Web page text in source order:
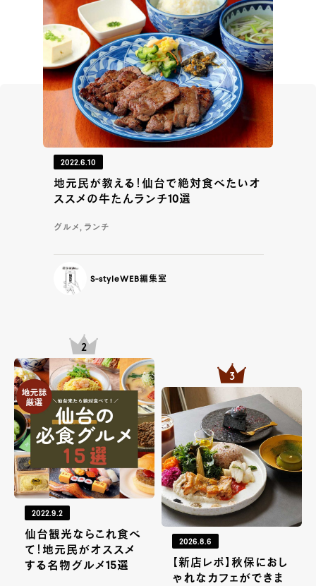
2022.6.10
地元民が教える！仙台で絶対食べたいオ
ススメの牛たんランチ10選
グルメ, ランチ
S-styleWEB編集室
2022.9.2
仙台観光ならこれ食べ
て！地元民がオススメ
する名物グルメ15選
2026.8.6
【新店レポ】秋保におし
ゃれなカフェができま